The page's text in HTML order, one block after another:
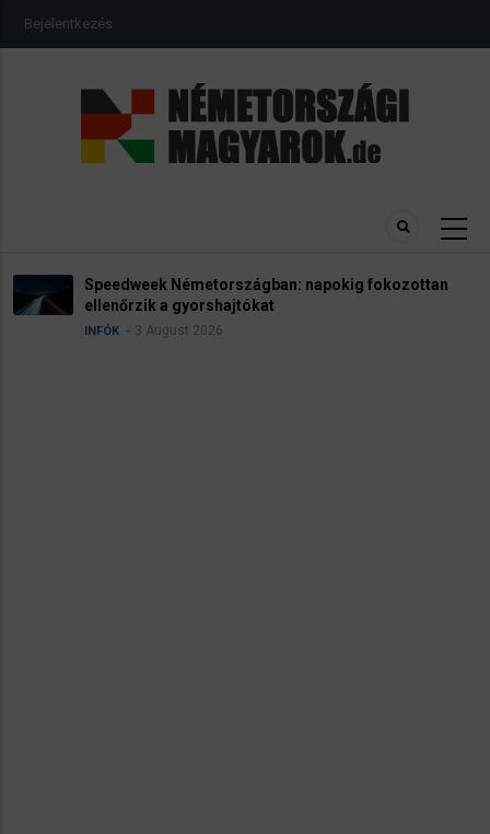
USER
ACCOUNT
Bejelentkezés
Speedweek Németországban: napokig fokozottan
ellenőrzik a gyorshajtókat
INFÓK 3 August 2026